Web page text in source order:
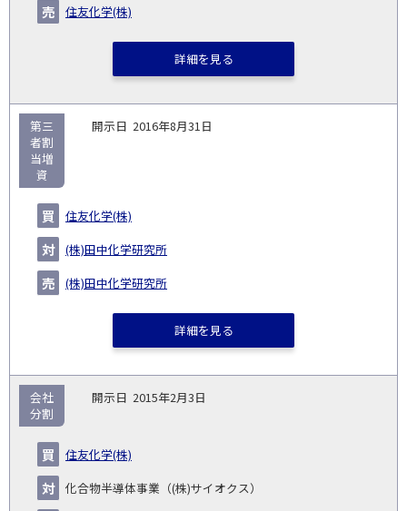
住友化学(株)
詳細を見る
2016年8月31日
住友化学(株)
(株)田中化学研究所
(株)田中化学研究所
第三
者割
当増
資
詳細を見る
2015年2月3日
住友化学(株)
化合物半導体事業（(株)サイオクス）
会社
分割